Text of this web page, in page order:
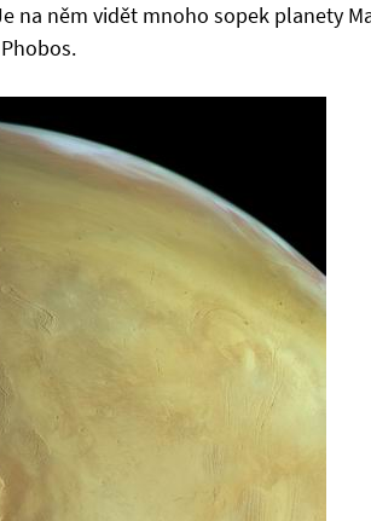
na něm vidět mnoho sopek planety